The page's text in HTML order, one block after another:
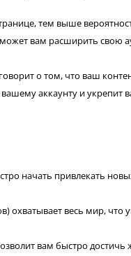
тем выше
вам расширить свою
о том, что ваш
аккаунту и укрепит
начать привлекать
охватывает весь мир, что
вам быстро